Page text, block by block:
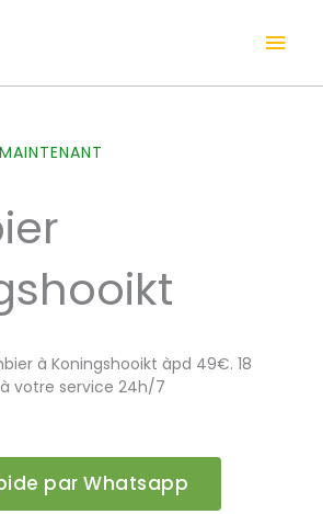
à Koningshooikt àpd 49€. 18
votre service 24h/7
par Whatsapp